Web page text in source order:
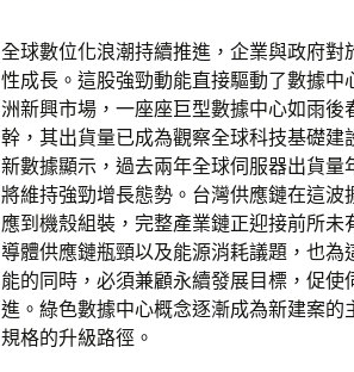
全球數位化浪潮持續推進，企業與政府
性成長。這股強勁動能直接驅動了數據
洲新興市場，一座座巨型數據中心如雨
幹，其出貨量已成為觀察全球科技基礎
新數據顯示，過去兩年全球伺服器出貨
將維持強勁增長態勢。台灣供應鏈在這
應到機殼組裝，完整產業鏈正迎接前所
導體供應鏈瓶頸以及能源消耗議題，也
能的同時，必須兼顧永續發展目標，促
進。綠色數據中心概念逐漸成為新建案
規格的升級路徑。